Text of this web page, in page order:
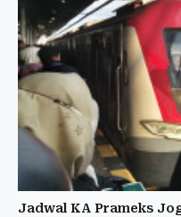
Jadwal KA Prameks